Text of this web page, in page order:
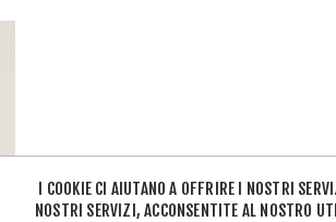
I COOKIE CI AIUTANO A OFFRIRE I NOSTRI
NOSTRI SERVIZI, ACCONSENTITE AL NOSTRO